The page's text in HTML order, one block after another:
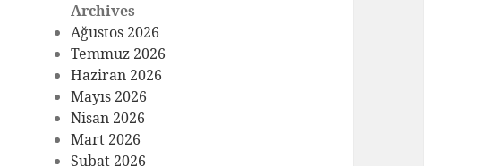
Archives
Ağustos 2026
Temmuz 2026
Haziran 2026
Mayıs 2026
Nisan 2026
Mart 2026
Şubat 2026